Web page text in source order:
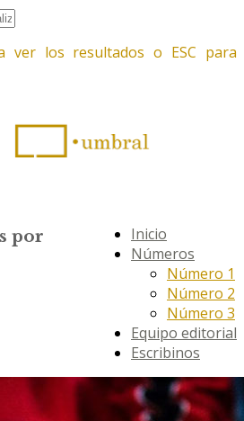
ver los resultados o ESC para
Inicio
Números
Número 1
Número 2
Número 3
Equipo editorial
Escribinos
por